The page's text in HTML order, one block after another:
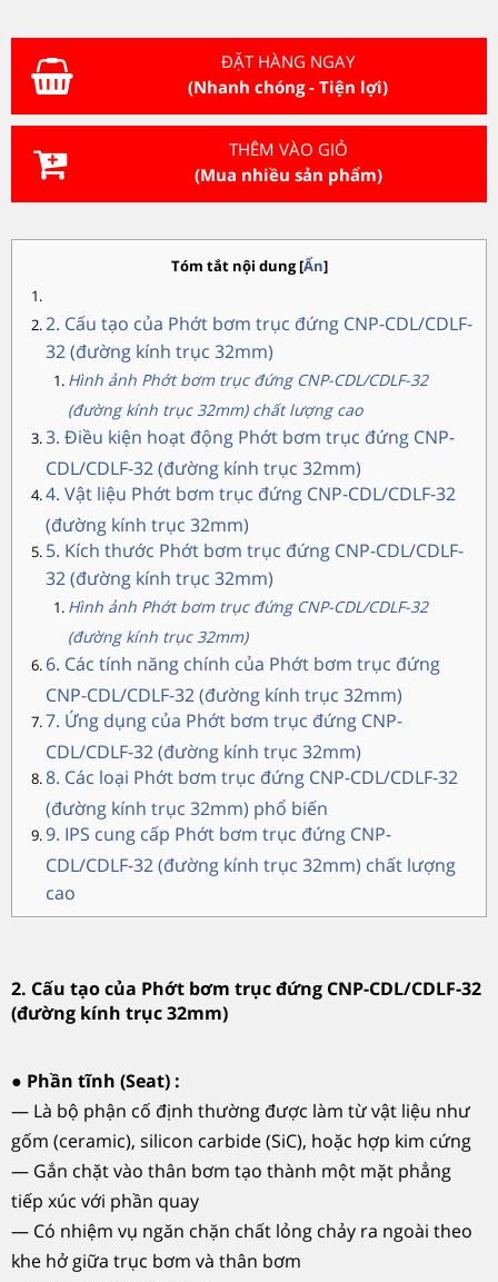
ĐẶT HÀNG NGAY
(Nhanh chóng - Tiện lợi)
THÊM VÀO GIỎ
(Mua nhiều sản phẩm)
Tóm tắt nội dung[Ẩn]
2. Cấu tạo của Phớt bơm trục đứng CNP-CDL/CDLF-
32 (đường kính trục 32mm)
Hình ảnh Phớt bơm trục đứng CNP-CDL/CDLF-32
(đường kính trục 32mm) chất lượng cao
3. Điều kiện hoạt động Phớt bơm trục đứng CNP-
CDL/CDLF-32 (đường kính trục 32mm)
4. Vật liệu Phớt bơm trục đứng CNP-CDL/CDLF-32
(đường kính trục 32mm)
5. Kích thước Phớt bơm trục đứng CNP-CDL/CDLF-
32 (đường kính trục 32mm)
Hình ảnh Phớt bơm trục đứng CNP-CDL/CDLF-32
(đường kính trục 32mm)
6. Các tính năng chính của Phớt bơm trục đứng
CNP-CDL/CDLF-32 (đường kính trục 32mm)
7. Ứng dụng của Phớt bơm trục đứng CNP-
CDL/CDLF-32 (đường kính trục 32mm)
8. Các loại Phớt bơm trục đứng CNP-CDL/CDLF-32
(đường kính trục 32mm) phổ biến
9. IPS cung cấp Phớt bơm trục đứng CNP-
CDL/CDLF-32 (đường kính trục 32mm) chất lượng
cao
2. Cấu tạo của Phớt bơm trục đứng CNP-CDL/CDLF-32
(đường kính trục 32mm)
● Phần tĩnh (Seat) :
— Là bộ phận cố định thường được làm từ vật liệu như
gốm (ceramic), silicon carbide (SiC), hoặc hợp kim cứng
— Gắn chặt vào thân bơm tạo thành một mặt phẳng
tiếp xúc với phần quay
— Có nhiệm vụ ngăn chặn chất lỏng chảy ra ngoài theo
khe hở giữa trục bơm và thân bơm